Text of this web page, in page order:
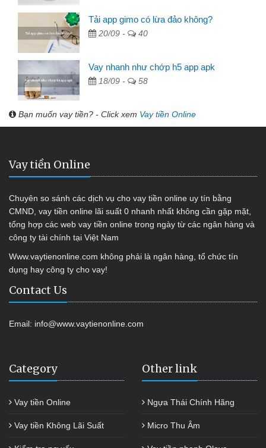
Tải app gimo có lừa đảo không?
20/09 - 40
Vay nhanh như chớp h5 app apk
18/09 - 58
Bạn muốn vay tiền? - Click xem Vay tiền Online
Vay tiền Online
Chuyên so sánh các dịch vụ cho vay tiền online uy tín bằng
CMND, vay tiền online lãi suất 0 nhanh nhất không cần gặp mặt,
tổng hợp các web vay tiền online trong ngày từ các ngân hàng và
công ty tài chính tại Việt Nam
Www.vaytienonline.com không phải là ngân hàng, tổ chức tín
dụng hay công ty cho vay!
Contact Us
Email: info@www.vaytienonline.com
Category
Vay tiền Online
Vay tiền Không Lãi Suất
Other link
Ngựa Thái Chính Hãng
Micro Thu Âm